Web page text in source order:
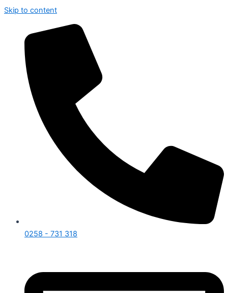
Skip to content
0258 - 731 318